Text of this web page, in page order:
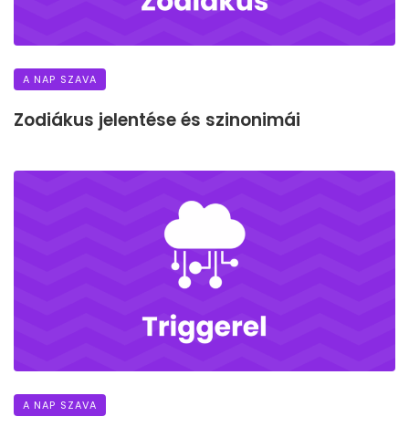
A NAP SZAVA
Zodiákus jelentése és szinonimái
A NAP SZAVA